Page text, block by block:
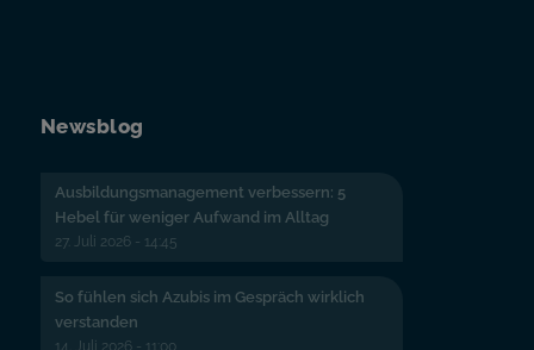
Newsblog
Ausbildungsmanagement verbessern: 5
Hebel für weniger Aufwand im Alltag
27. Juli 2026 - 14:45
So fühlen sich Azubis im Gespräch wirklich
verstanden
14. Juli 2026 - 11:00